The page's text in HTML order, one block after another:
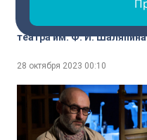
товарища» Музыкального
театра им. Ф. И. Шаляпина
28 октября 2023 00:10